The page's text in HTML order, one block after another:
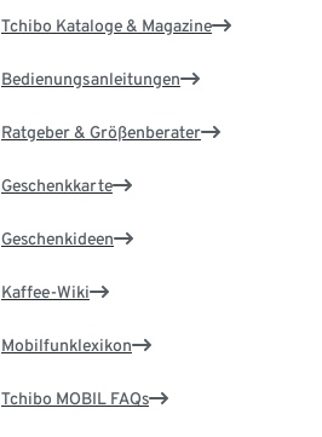
Tchibo Kataloge & Magazine
Bedienungsanleitungen
Ratgeber & Größenberater
Geschenkkarte
Geschenkideen
Kaffee-Wiki
Mobilfunklexikon
Tchibo MOBIL FAQs